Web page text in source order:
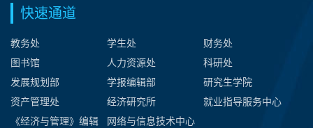
快速通道
教务处 学生处
财务处
图书馆
人力资源处
科研处
发展规划部
学报编辑部
研究生学院
资产管理处
经济研究所
就业指导服务中心
《经济与管理》编辑
网络与信息技术中心